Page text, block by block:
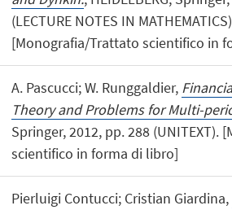
(LECTURE NOTES IN
[Monografia/Trattato scientifico in
A. Pascucci; W. Runggaldier,
Theory and Problems for Multi-
Springer, 2012, pp. 288 (UNITEXT).
scientifico in forma di libro]
Pierluigi Contucci; Cristian Giardina,